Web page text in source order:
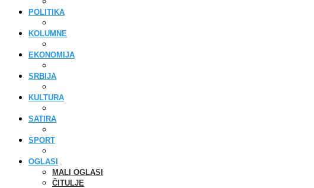
POLITIKA
KOLUMNE
EKONOMIJA
SRBIJA
KULTURA
SATIRA
SPORT
OGLASI
MALI OGLASI
ČITULJE